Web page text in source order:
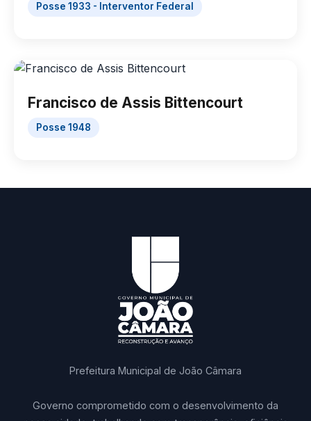
Posse 1933 - Interventor Federal
Francisco de Assis Bittencourt
Posse 1948
Prefeitura Municipal de João Câmara
Governo comprometido com o desenvolvimento da